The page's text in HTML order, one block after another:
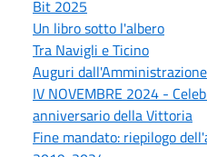
Bit 2025
Un libro sotto l'albero
Tra Navigli e Ticino
Auguri dall'Amministrazione
IV NOVEMBRE 2024 -
anniversario della Vittoria
Fine mandato: riepilogo